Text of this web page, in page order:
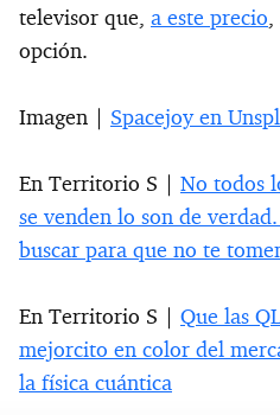
televisor que, a este precio,
opción.
Imagen | Spacejoy en
En Territorio S | No todos
se venden lo son de
buscar para que no te
En Territorio S | Que las
mejorcito en color del
la física cuántica